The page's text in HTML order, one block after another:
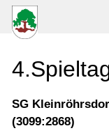
Freizeitkegeln
SG
(3099:2868)